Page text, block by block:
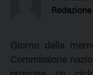
Redazione
Giorno della
Commissione